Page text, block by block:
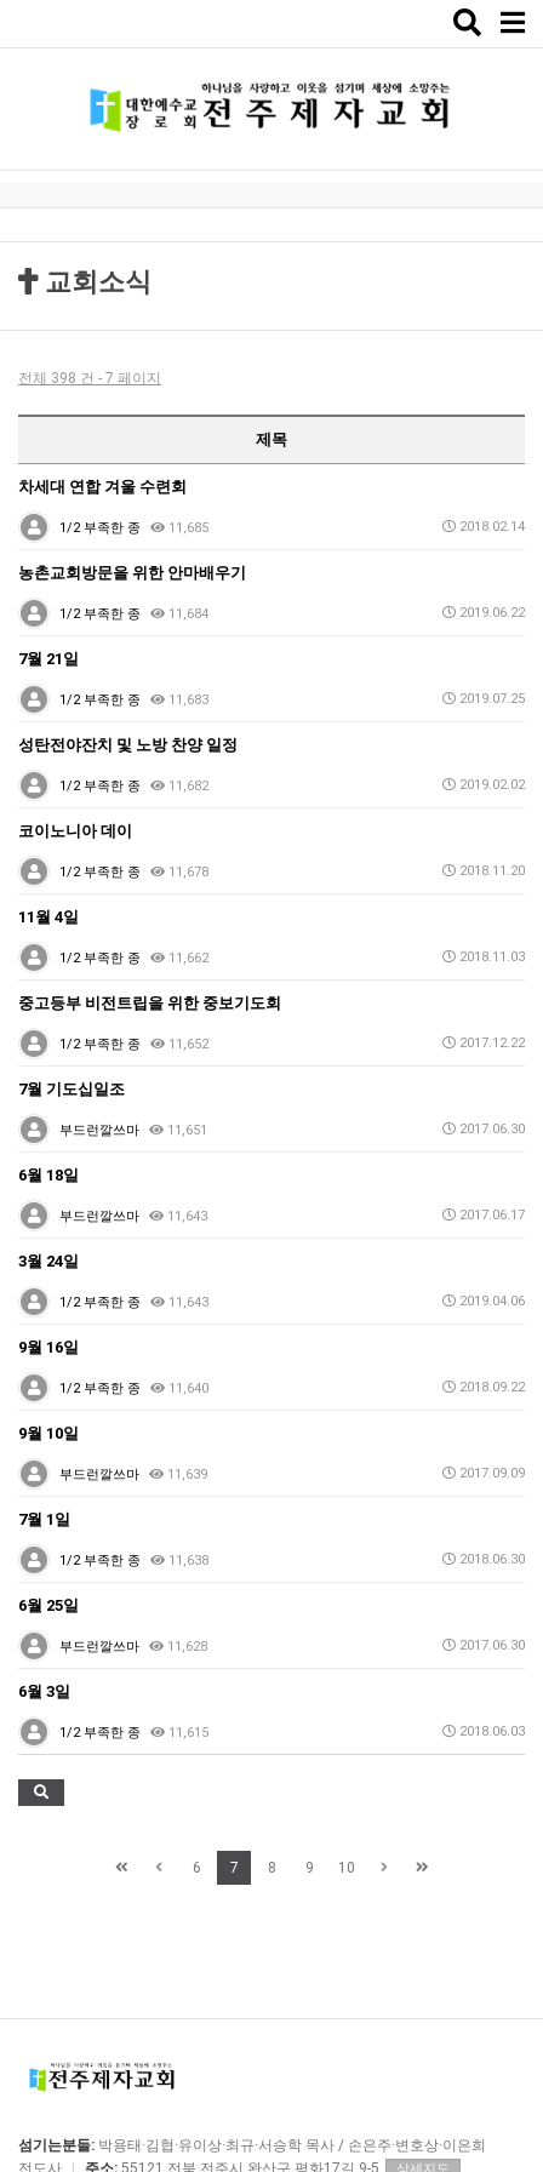
Toggle
교회소식
전체 398 건 - 7 페이지
제목
차세대 연합 겨울 수련회
1/2 부족한 종 11,685 2018.02.14
농촌교회방문을 위한 안마배우기
1/2 부족한 종 11,684 2019.06.22
7월 21일
1/2 부족한 종 11,683 2019.07.25
성탄전야잔치 및 노방 찬양 일정
1/2 부족한 종 11,682 2019.02.02
코이노니아 데이
1/2 부족한 종 11,678 2018.11.20
11월 4일
1/2 부족한 종 11,662 2018.11.03
중고등부 비전트립을 위한 중보기도회
1/2 부족한 종 11,652 2017.12.22
7월 기도십일조
부드런깔쓰마 11,651 2017.06.30
6월 18일
부드런깔쓰마 11,643 2017.06.17
3월 24일
1/2 부족한 종 11,643 2019.04.06
9월 16일
1/2 부족한 종 11,640 2018.09.22
9월 10일
부드런깔쓰마 11,639 2017.09.09
7월 1일
1/2 부족한 종 11,638 2018.06.30
6월 25일
부드런깔쓰마 11,628 2017.06.30
6월 3일
1/2 부족한 종 11,615 2018.06.03
6 7 8 9 10
섬기는분들: 박용태·김협·유이상·최규·서승학 목사 / 손은주·변호상·이은희